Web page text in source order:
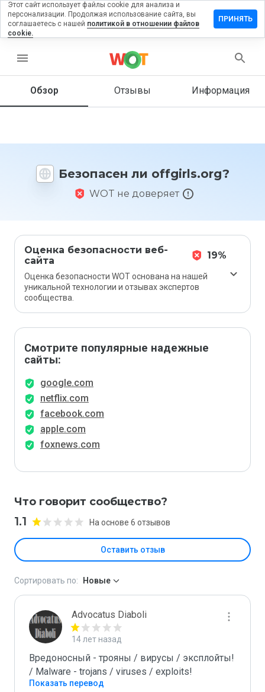
menu
Обзор Отзывы Информация
Безопасен ли offgirls.org?
WOT не доверяет
Оценка безопасности веб-
сайта
19%
Оценка безопасности WOT основана на нашей
уникальной технологии и отзывах экспертов
сообщества.
Смотрите популярные надежные
сайты:
google.com
netflix.com
facebook.com
apple.com
foxnews.com
Что говорит сообщество?
1.1 На основе 6 отзывов
Оставить отзыв
на
Как бы
этот
1 до 5?
Сортировать по: Новые
Advocatus Diaboli
14 лет назад
Вредоносный - трояны / вирусы / эксплойты!
/ Malware - trojans / viruses / exploits!
Показать перевод
Этот сайт использует файлы cookie для анализа и
персонализации. Продолжая использование сайта, вы
соглашаетесь с нашей политикой в отношении файлов
cookie.
ПРИНЯТЬ